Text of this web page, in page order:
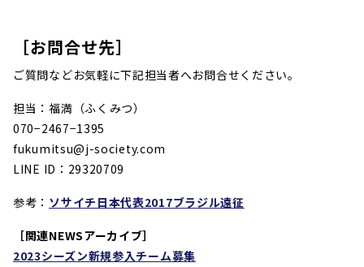
［お問合せ先］
ご質問などお気軽に下記担当者へお問合せください。
担当：福満（ふくみつ）
070−2467−1395
fukumitsu@j-society.com
LINE ID：29320709
参考： ソサイチ日本代表2017ブラジル遠征
［関連NEWSアーカイブ］
2023シーズン新規参入チーム募集